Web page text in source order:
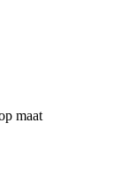
maat